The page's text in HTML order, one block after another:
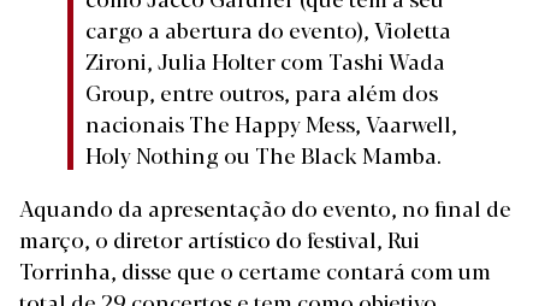
cargo a abertura do evento), Violetta
Zironi, Julia Holter com Tashi Wada
Group, entre outros, para além dos
nacionais The Happy Mess, Vaarwell,
Holy Nothing ou The Black Mamba.
Aquando da apresentação do evento, no final de
março, o diretor artístico do festival, Rui
Torrinha, disse que o certame contará com um